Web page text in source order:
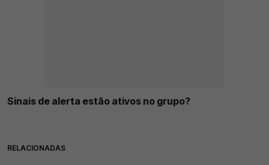
Sinais de alerta estão ativos no grupo?
RELACIONADAS